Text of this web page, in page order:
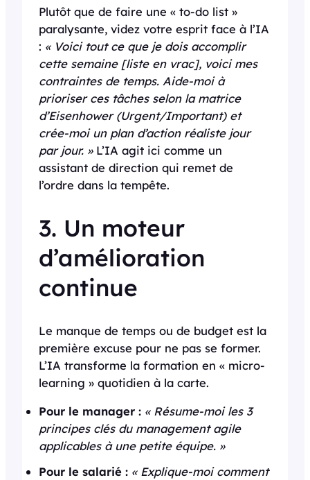
Plutôt que de faire une « to-do list »
paralysante, videz votre esprit face à l’IA
: « Voici tout ce que je dois accomplir
cette semaine [liste en vrac], voici mes
contraintes de temps. Aide-moi à
prioriser ces tâches selon la matrice
d’Eisenhower (Urgent/Important) et
crée-moi un plan d’action réaliste jour
par jour. »L’IA agit ici comme un
assistant de direction qui remet de
l’ordre dans la tempête.
3. Un moteur
d’amélioration
continue
Le manque de temps ou de budget est la
première excuse pour ne pas se former.
L’IA transforme la formation en « micro-
learning » quotidien à la carte.
Pour le manager : « Résume-moi les 3
principes clés du management agile
applicables à une petite équipe. »
Pour le salarié : « Explique-moi comment